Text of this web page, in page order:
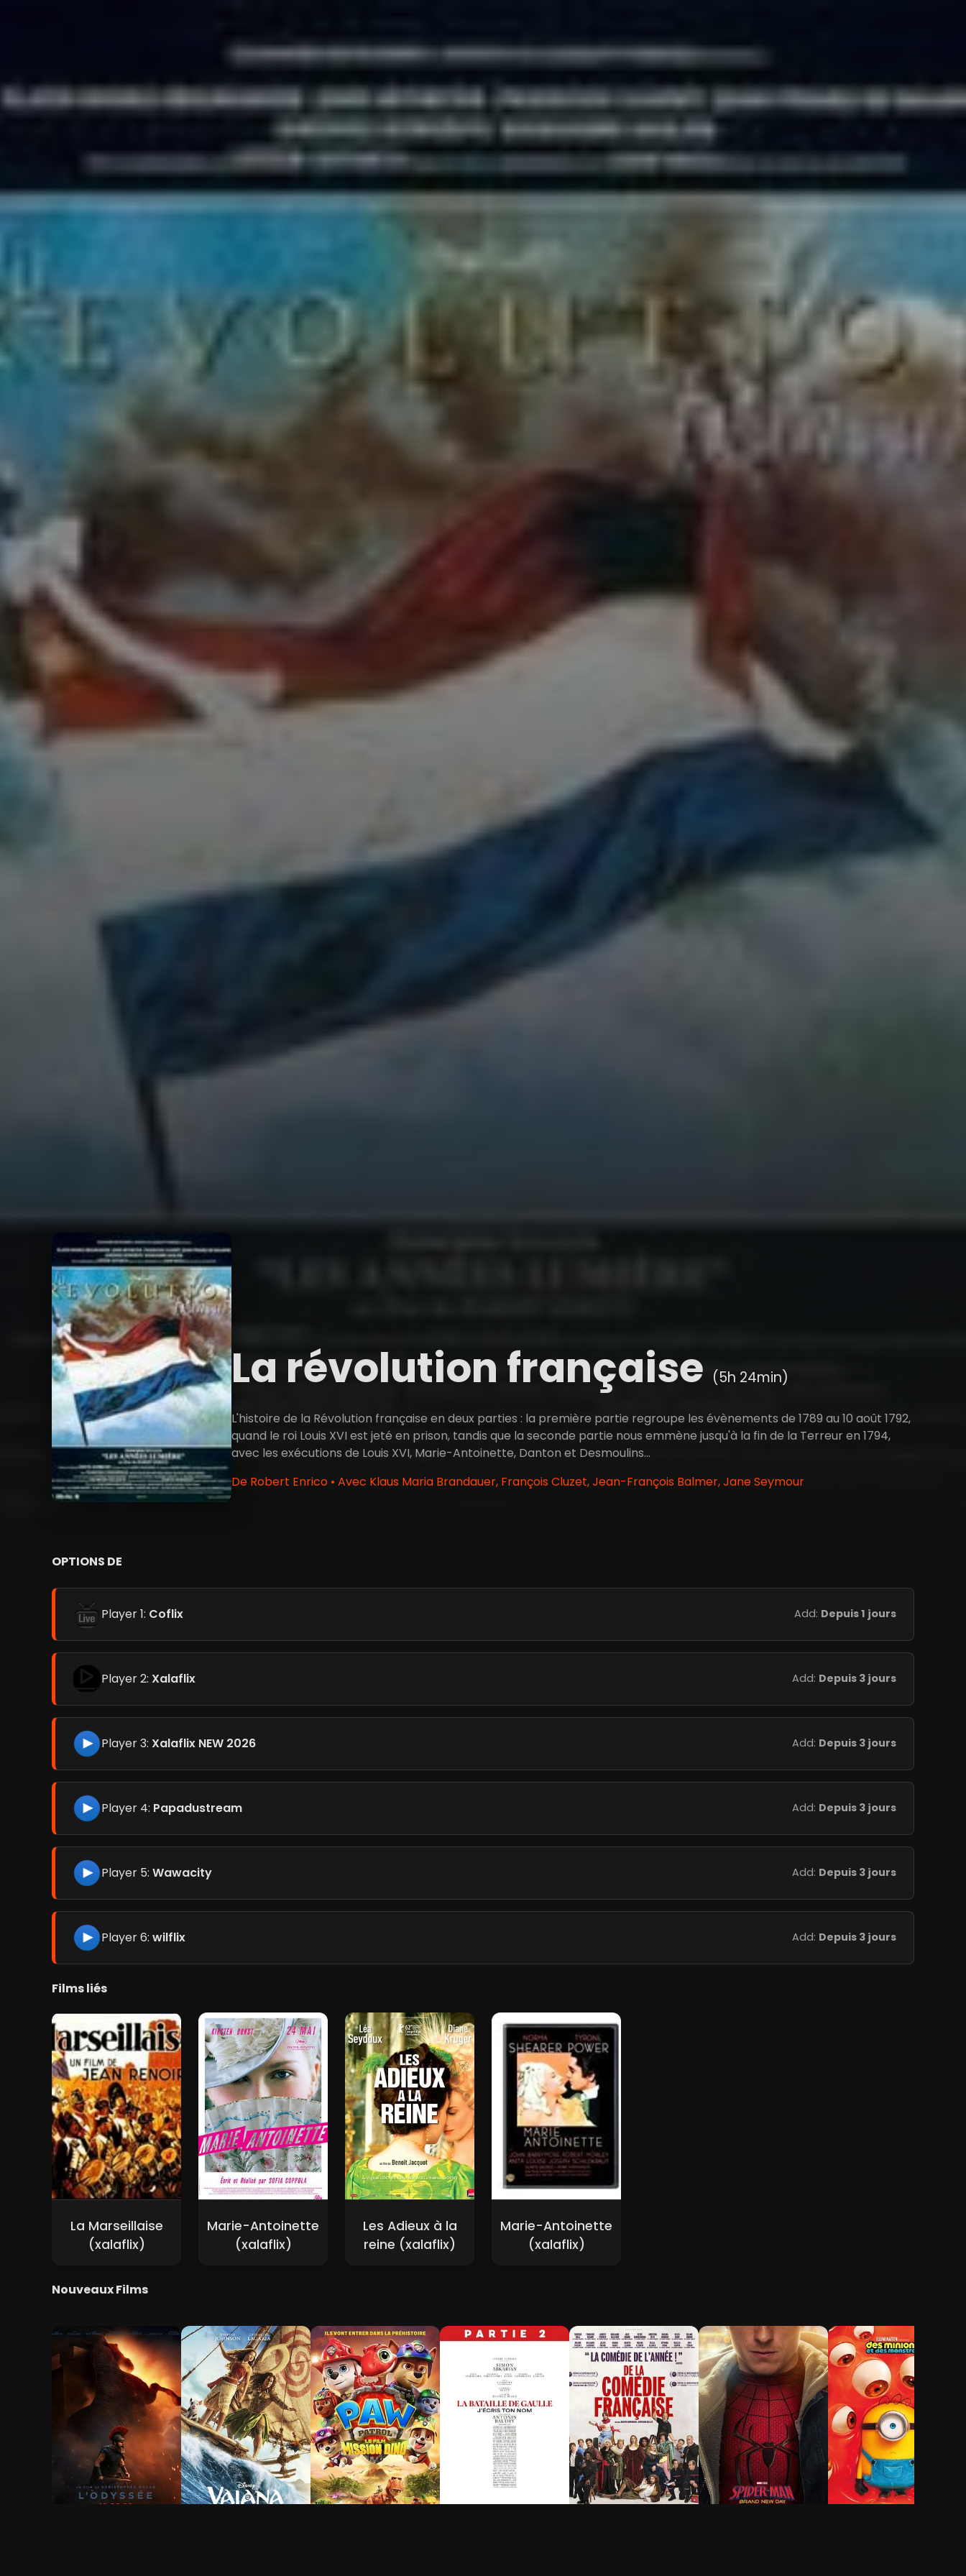
La révolution française (5h 24min)
L'histoire de la Révolution française en deux parties : la première partie regroupe les évènements de 1789 au 10 août 1792,
quand le roi Louis XVI est jeté en prison, tandis que la seconde partie nous emmène jusqu'à la fin de la Terreur en 1794,
avec les exécutions de Louis XVI, Marie-Antoinette, Danton et Desmoulins...
De Robert Enrico • Avec Klaus Maria Brandauer, François Cluzet, Jean-François Balmer, Jane Seymour
OPTIONS DE
Player 1: Coflix Add: Depuis 1 jours
Player 2: Xalaflix Add: Depuis 3 jours
Player 3: Xalaflix NEW 2026 Add: Depuis 3 jours
Player 4: Papadustream Add: Depuis 3 jours
Player 5: Wawacity Add: Depuis 3 jours
Player 6: wilflix Add: Depuis 3 jours
Films liés
La Marseillaise
(xalaflix)
Marie-Antoinette
(xalaflix)
Les Adieux à la
reine (xalaflix)
Marie-Antoinette
(xalaflix)
Nouveaux Films